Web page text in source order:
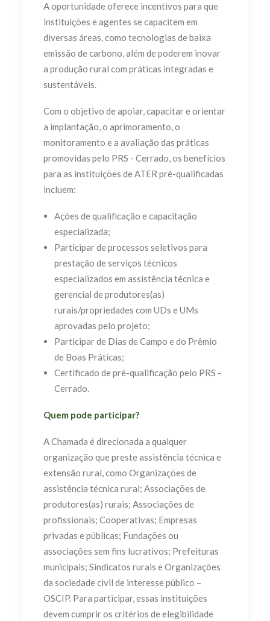
A oportunidade oferece incentivos para que
instituições e agentes se capacitem em
diversas áreas, como tecnologias de baixa
emissão de carbono, além de poderem inovar
a produção rural com práticas integradas e
sustentáveis.
Com o objetivo de apoiar, capacitar e orientar
a implantação, o aprimoramento, o
monitoramento e a avaliação das práticas
promovidas pelo PRS - Cerrado, os benefícios
para as instituições de ATER pré-qualificadas
incluem:
Ações de qualificação e capacitação
especializada;
Participar de processos seletivos para
prestação de serviços técnicos
especializados em assistência técnica e
gerencial de produtores(as)
rurais/propriedades com UDs e UMs
aprovadas pelo projeto;
Participar de Dias de Campo e do Prêmio
de Boas Práticas;
Certificado de pré-qualificação pelo PRS -
Cerrado.
Quem pode participar?
A Chamada é direcionada a qualquer
organização que preste assistência técnica e
extensão rural, como Organizações de
assistência técnica rural; Associações de
produtores(as) rurais; Associações de
profissionais; Cooperativas; Empresas
privadas e públicas; Fundações ou
associações sem fins lucrativos; Prefeituras
municipais; Sindicatos rurais e Organizações
da sociedade civil de interesse público –
OSCIP. Para participar, essas instituições
devem cumprir os critérios de elegibilidade